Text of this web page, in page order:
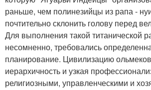
раньше, чем полинезийцы из рапа -
почтительно склонить голову перед
Для выполнения такой титанической
несомненно, требовались
планирование. Цивилизацию
иерархичность и узкая
религиозными, управленческими и